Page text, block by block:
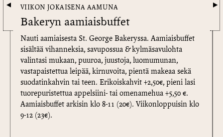
VIIKON JOKAISENA AAMUNA
Bakeryn aamiaisbuffet
Nauti aamiaisesta St. George Bakeryssa. Aamiaisbuffet
sisältää vihanneksia, savupossua & kylmäsavulohta
valintasi mukaan, puuroa, juustoja, luomumunan,
vastapaistettua leipää, kirnuvoita, pientä makeaa sekä
suodatinkahvin tai teen. Erikoiskahvit +2,50€, pieni lasi
tuorepuristettua appelsiini- tai omenamehua +5,50 €.
Aamiaisbuffet arkisin klo 8-11 (20€). Viikonloppuisin klo
9-12 (23€).